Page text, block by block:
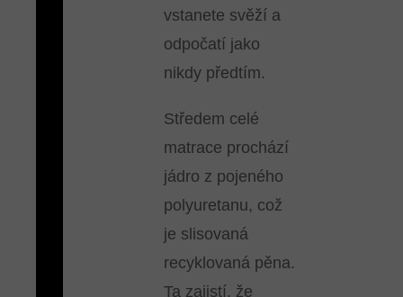
vstanete svěží a
odpočatí jako
nikdy předtím.
Středem celé
matrace prochází
jádro z pojeného
polyuretanu, což
je slisovaná
recyklovaná pěna.
Ta zajistí, že